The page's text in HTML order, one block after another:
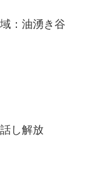
：油湧き谷
し解放